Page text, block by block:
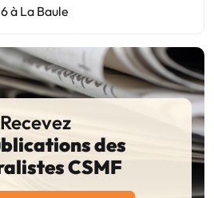
à La Baule
Recevez
des
CSMF